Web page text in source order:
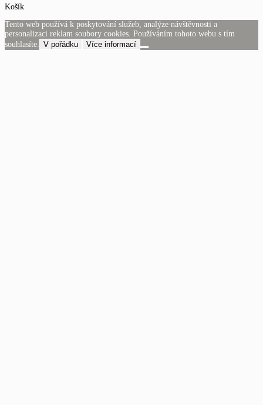
Košík
Tento web používá k poskytování služeb, analýze návštěvnosti a
personalizaci reklam soubory cookies. Používáním tohoto webu s tím
souhlasíte. V pořádku Více informací